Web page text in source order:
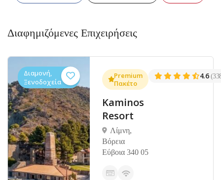
Διαφημιζόμενες Επιχειρήσεις
Διαμονή,
Ξενοδοχεία
Premium
Πακέτο
Kaminos
Resort
Λίμνη,
Βόρεια
Εύβοια 340 05
4.6